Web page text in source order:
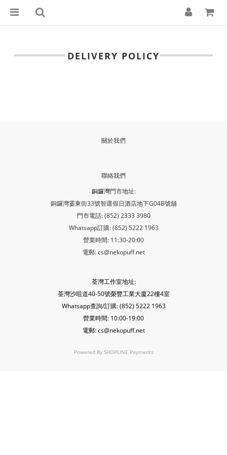
DELIVERY POLICY
關於我們
聯絡我們
銅鑼灣門市地址:
銅鑼灣霎東街33號智選假日酒店地下G04B號舖
門市電話: (852) 2333 3980
Whatsapp訂購: (852) 5222 1963
營業時間: 11:30-20:00
電郵: cs@nekopuff.net
荃灣工作室地址:
荃灣沙咀道40-50號榮豐工業大廈22樓4室
Whatsapp查詢/訂購: (852) 5222 1963
營業時間: 10:00-19:00
電郵: cs@nekopuff.net
Powered By SHOPLINE Payments